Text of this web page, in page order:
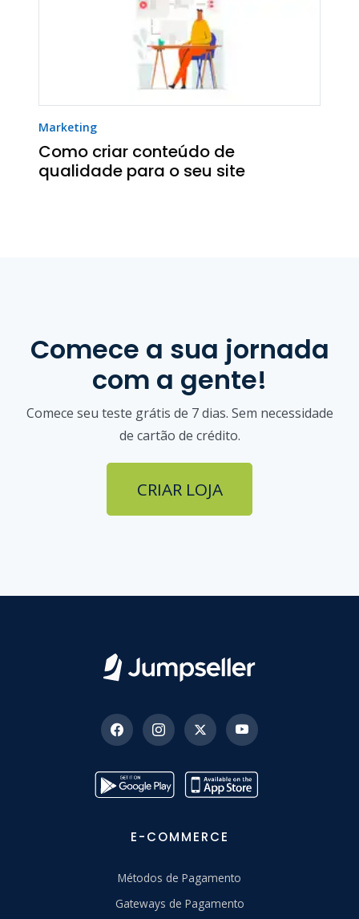
Marketing
Como criar conteúdo de
qualidade para o seu site
Comece a sua jornada
com a gente!
Comece seu teste grátis de 7 dias. Sem necessidade
de cartão de crédito.
CRIAR LOJA
E-COMMERCE
Métodos de Pagamento
Gateways de Pagamento